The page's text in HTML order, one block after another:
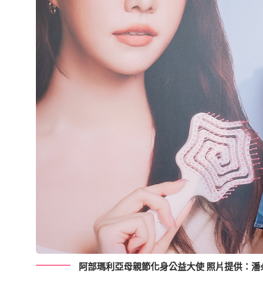
阿部瑪利亞母親節化身公益大使 照片提供：